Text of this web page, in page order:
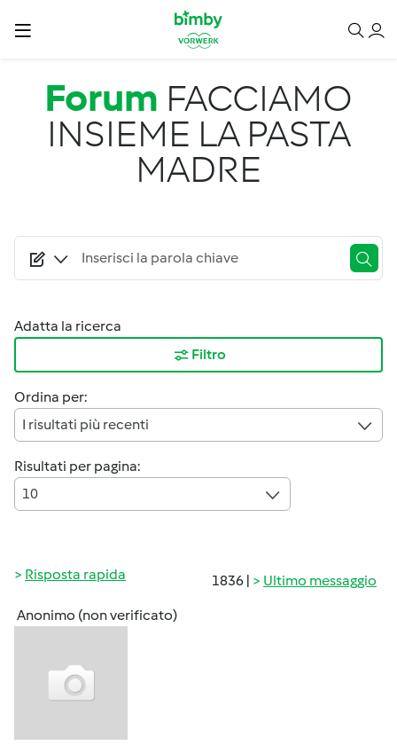
Salta al contenuto principale
Forum FACCIAMO
INSIEME LA PASTA
MADRE
Adatta la ricerca
Filtro
Ordina per:
I risultati più recenti
Risultati per pagina:
10
1836 | Ultimo messaggio
Risposta rapida
Anonimo (non verificato)